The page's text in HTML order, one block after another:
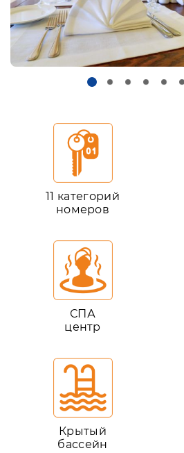
11 категорий
номеров
СПА
центр
Крытый
бассейн